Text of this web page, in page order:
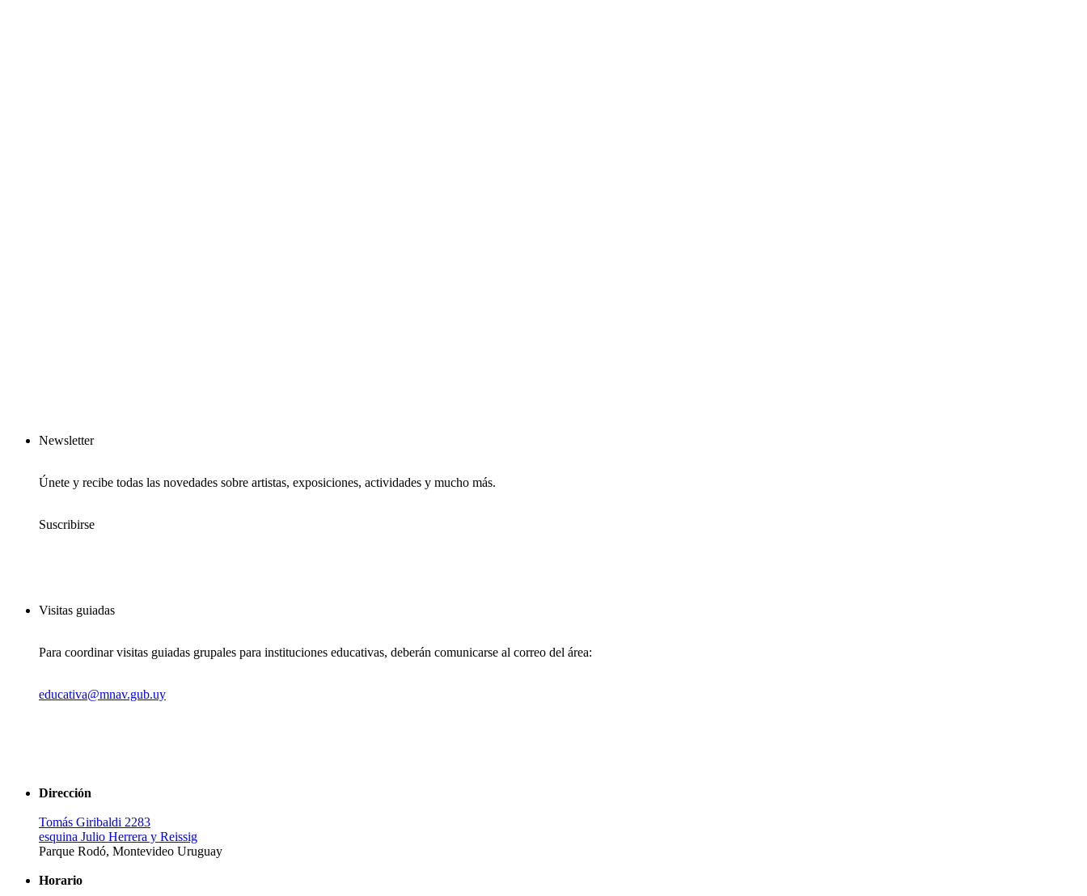
Newsletter
Únete y recibe todas las novedades sobre artistas, exposiciones, actividades y mucho más.
Suscribirse
Visitas guiadas
Para coordinar visitas guiadas grupales para instituciones educativas, deberán comunicarse al correo del área:
educativa@mnav.gub.uy
Dirección
Tomás Giribaldi 2283
esquina Julio Herrera y Reissig
Parque Rodó, Montevideo Uruguay
Horario